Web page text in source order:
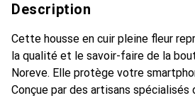
Description
Cette housse en cuir pleine fleur
la qualité et le savoir-faire de la
Noreve. Elle protège votre
Conçue par des artisans spécialisés